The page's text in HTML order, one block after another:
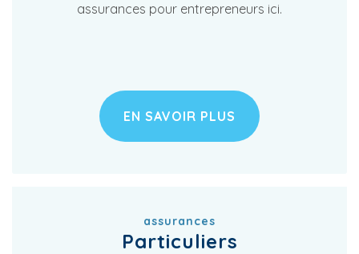
assurances pour entrepreneurs ici.
EN SAVOIR PLUS
assurances
Particuliers